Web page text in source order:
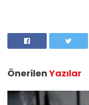
ÖnerilenYazılar